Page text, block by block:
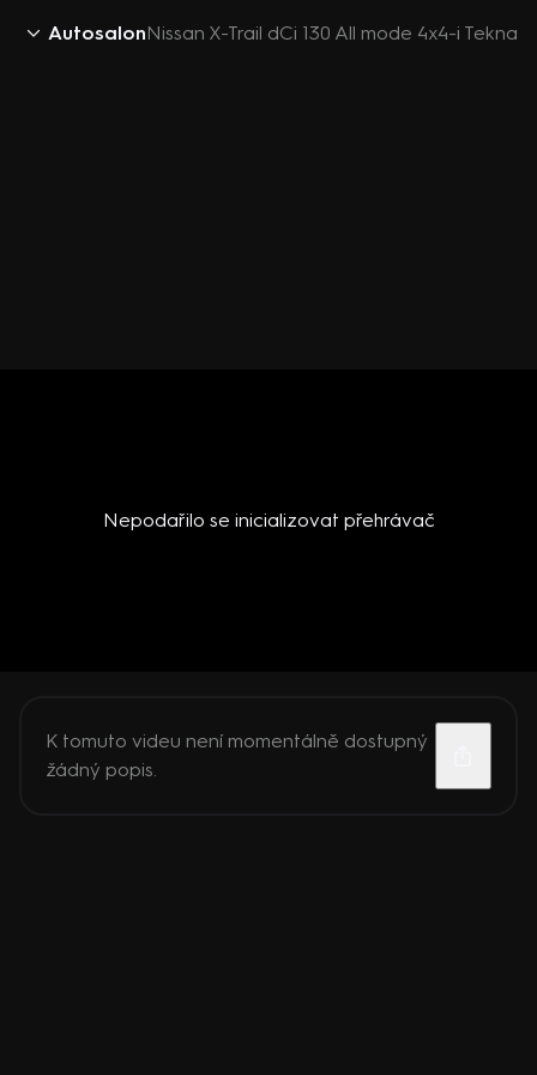
AutosalonNissan X-Trail dCi 130 All mode 4x4-i Tekna
Nepodařilo se inicializovat přehrávač
K tomuto videu není momentálně dostupný
žádný popis.